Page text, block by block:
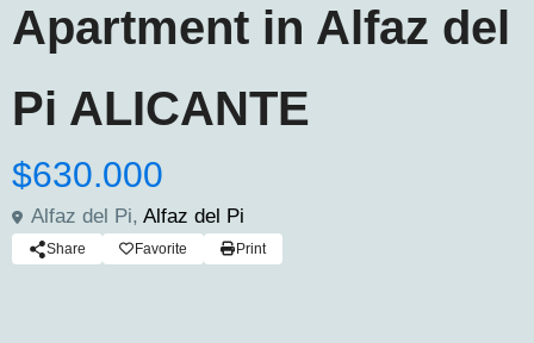
Apartment in Alfaz del
Pi ALICANTE
$630.000
Alfaz del Pi, Alfaz del Pi
Share Favorite Print